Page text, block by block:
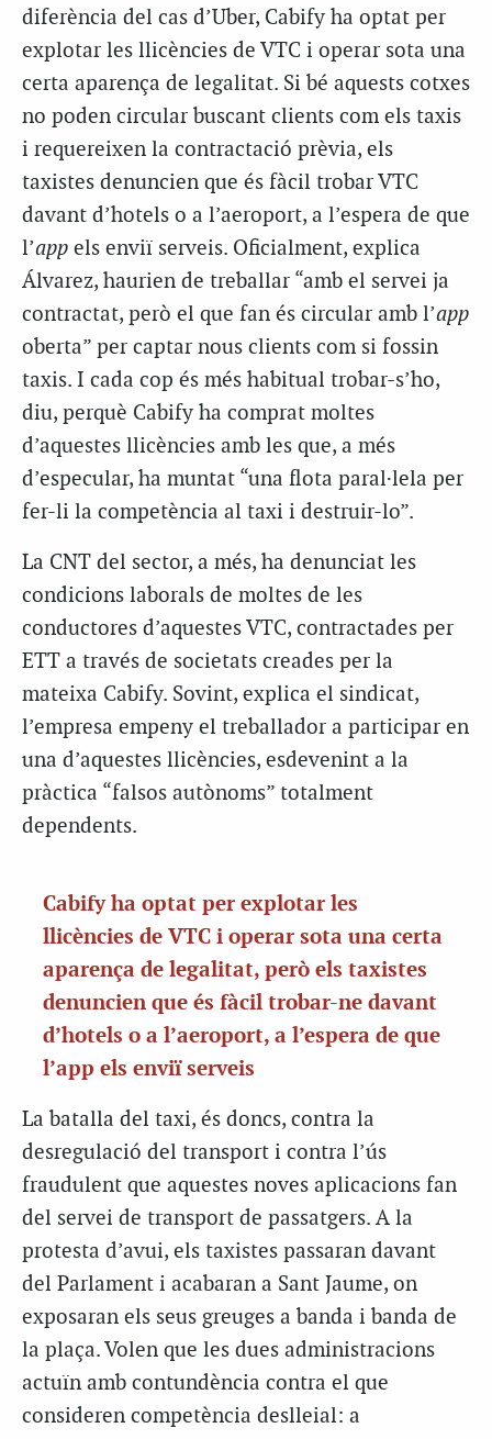
diferència del cas d’Uber, Cabify ha optat per
explotar les llicències de VTC i operar sota una
certa aparença de legalitat. Si bé aquests cotxes
no poden circular buscant clients com els taxis
i requereixen la contractació prèvia, els
taxistes denuncien que és fàcil trobar VTC
davant d’hotels o a l’aeroport, a l’espera de que
l’app els enviï serveis. Oficialment, explica
Álvarez, haurien de treballar “amb el servei ja
contractat, però el que fan és circular amb l’app
oberta” per captar nous clients com si fossin
taxis. I cada cop és més habitual trobar-s’ho,
diu, perquè Cabify ha comprat moltes
d’aquestes llicències amb les que, a més
d’especular, ha muntat “una flota paral·lela per
fer-li la competència al taxi i destruir-lo”.
La CNT del sector, a més, ha denunciat les
condicions laborals de moltes de les
conductores d’aquestes VTC, contractades per
ETT a través de societats creades per la
mateixa Cabify. Sovint, explica el sindicat,
l’empresa empeny el treballador a participar en
una d’aquestes llicències, esdevenint a la
pràctica “falsos autònoms” totalment
dependents.
Cabify ha optat per explotar les
llicències de VTC i operar sota una certa
aparença de legalitat, però els taxistes
denuncien que és fàcil trobar-ne davant
d’hotels o a l’aeroport, a l’espera de que
l’app els enviï serveis
La batalla del taxi, és doncs, contra la
desregulació del transport i contra l’ús
fraudulent que aquestes noves aplicacions fan
del servei de transport de passatgers. A la
protesta d’avui, els taxistes passaran davant
del Parlament i acabaran a Sant Jaume, on
exposaran els seus greuges a banda i banda de
la plaça. Volen que les dues administracions
actuïn amb contundència contra el que
consideren competència deslleial: a